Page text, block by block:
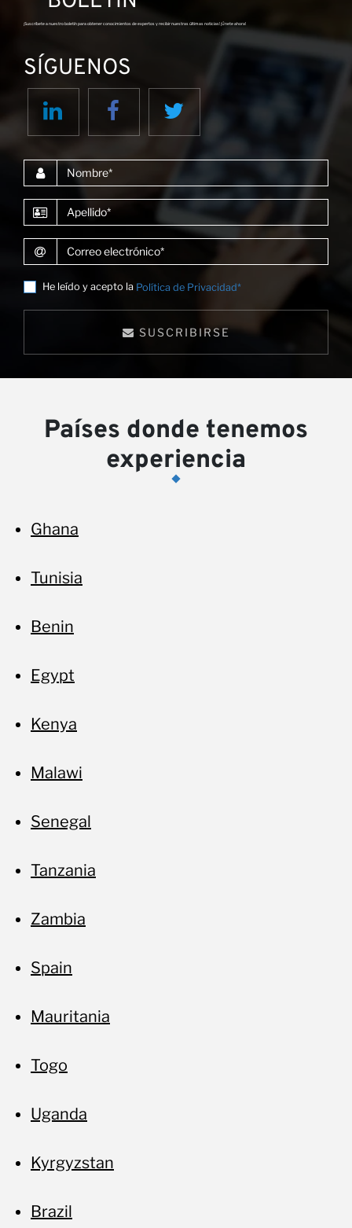
¡Suscríbete a nuestro boletín para obtener conocimientos de expertos y recibir nuestras últimas noticias! ¡Únete ahora!
SÍGUENOS
Nombre
Apellido
Correo electrónico
He leído y acepto la Política de Privacidad*
SUSCRIBIRSE
Países donde tenemos
experiencia
Ghana
Tunisia
Benin
Egypt
Kenya
Malawi
Senegal
Tanzania
Zambia
Spain
Mauritania
Togo
Uganda
Kyrgyzstan
Brazil